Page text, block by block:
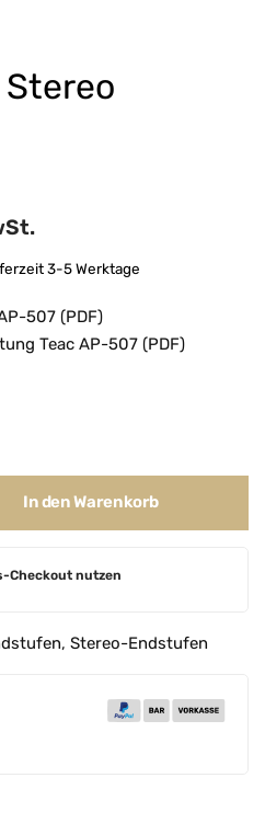
3-5 Werktage
507 (PDF)
Teac AP-507 (PDF)
In den Warenkorb
Checkout nutzen
, Stereo-Endstufen